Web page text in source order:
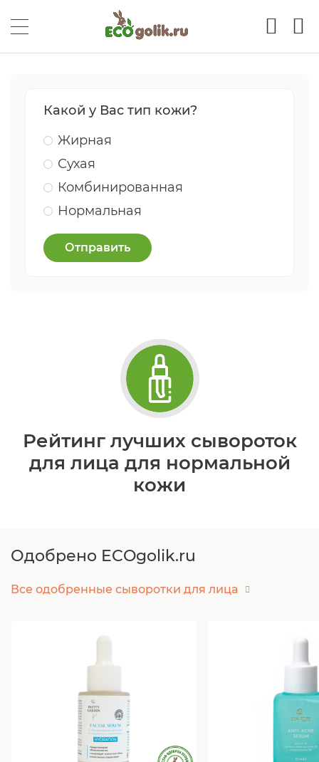
Какой у Вас тип кожи?
Жирная
Сухая
Комбинированная
Нормальная
Отправить
Рейтинг лучших сывороток
для лица для нормальной
кожи
Одобрено ECOgolik.ru
Все одобренные сыворотки для лица